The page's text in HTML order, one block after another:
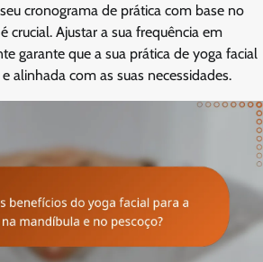
cronograma de prática com base no
crucial. Ajustar a sua frequência em
garante que a sua prática de yoga facial
alinhada com as suas necessidades.